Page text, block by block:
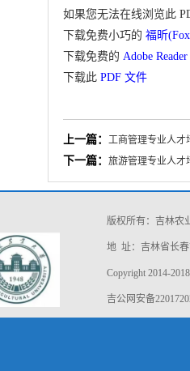
如果您无法在线浏览此
下载免费小巧的 福昕
下载免费的 Adobe
下载此 PDF 文件
上一篇： 工商管理专业人才
下一篇： 旅游管理专业人才
版权所有：吉林农
地 址：吉林省长春
Copyright 2014-
吉公网安备